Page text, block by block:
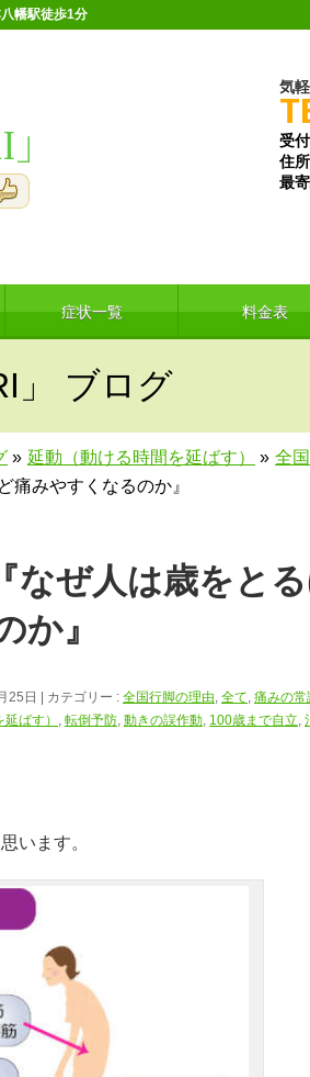
幡駅徒歩1分
気
受付
住所
最
症状一覧 料金表
」 ブログ
» 延動（動ける時間を延ばす） » 全
痛みやすくなるのか』
なぜ人は歳をと
か』
25日 カテゴリー : 全国行脚の理由, 全て, 痛みの常
ばす） , 転倒予防, 動きの誤作動, 100歳まで自立,
います。